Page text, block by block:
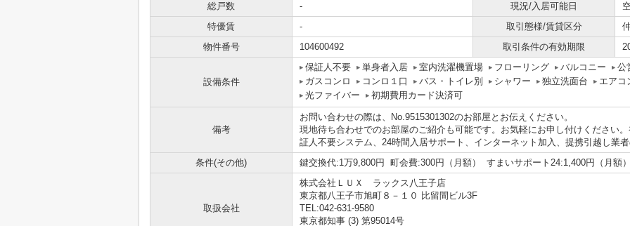
総戸数
- 現況/入居可能日
特優賃
- 取引態様/賃貸区分
物件番号
104600492 取引条件の有効期限
設備条件
保証人不要 単身者入居 室内洗濯機置場 フローリング バルコニー
公
ガスコンロ
コンロ１口 バス・トイレ別 シャワー 独立洗面台
エアコ
光ファイバー
初期費用カード決済可
備考
お問い合わせの際は、No.9515301302のお部屋とお伝えください。
現地待ち合わせでのお部屋のご紹介も可能です。お気軽にお申し付けください
証人不要システム、24時間入居サポート、インターネット加入、提携引越し業
条件(その他)
鍵交換代:1万9,800円 町会費:300円（月額） すまいサポート24:1,400円（月額
取扱会社
株式会社ＬＵＸ ラックス八王子店
東京都八王子市旭町８－１０ 比留間ビル3F
TEL:042-631-9580
東京都知事 (3) 第95014号